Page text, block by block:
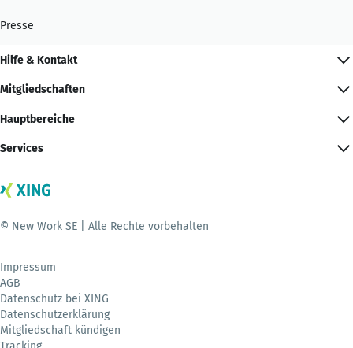
Presse
Hilfe & Kontakt
Mitgliedschaften
Hauptbereiche
Services
© New Work SE | Alle Rechte vorbehalten
Impressum
AGB
Datenschutz bei XING
Datenschutzerklärung
Mitgliedschaft kündigen